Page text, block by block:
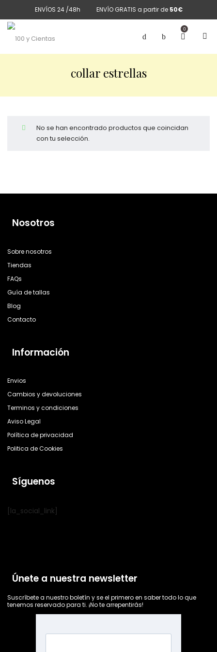
ENVÍOS 24 /48h ENVÍO GRATIS a partir de 50€
0
collar estrellas
No se han encontrado productos que coincidan
con tu selección.
Nosotros
Sobre nosotros
Tiendas
FAQs
Guía de tallas
Blog
Contacto
Información
Envios
Cambios y devoluciones
Terminos y condiciones
Aviso Legal
Política de privacidad
Politica de Cookies
Síguenos
[la_social_link]
Únete a nuestra newsletter
Suscríbete a nuestro boletín y se el primero en saber todo lo que
tenemos reservado para ti. ¡No te arrepentirás!